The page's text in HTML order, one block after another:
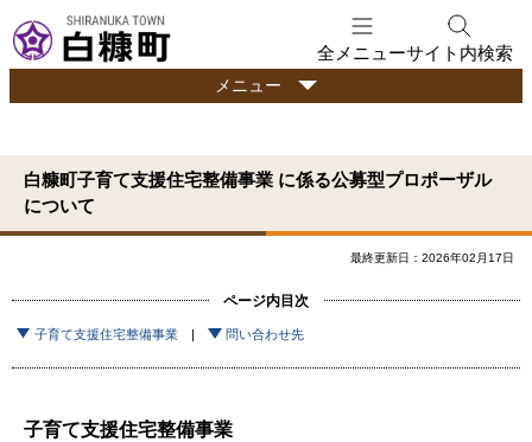
文
へ
ュ
全メニューサイト内検索
行
政
報
メニュー
白糠町子育て支援住宅整備事業 に係る公募型プロポーザル
について
最終更新日：2026年02月17日
ページ内目次
子育て支援住宅整備事業 問い合わせ先
子育て支援住宅整備事業